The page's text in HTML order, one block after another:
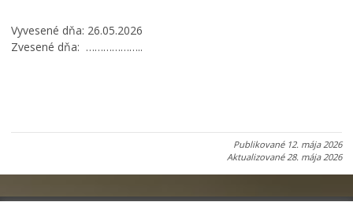
Vyvesené dňa: 26.05.2026
Zvesené dňa: ………………..
Publikované 12. mája 2026
Aktualizované28. mája 2026